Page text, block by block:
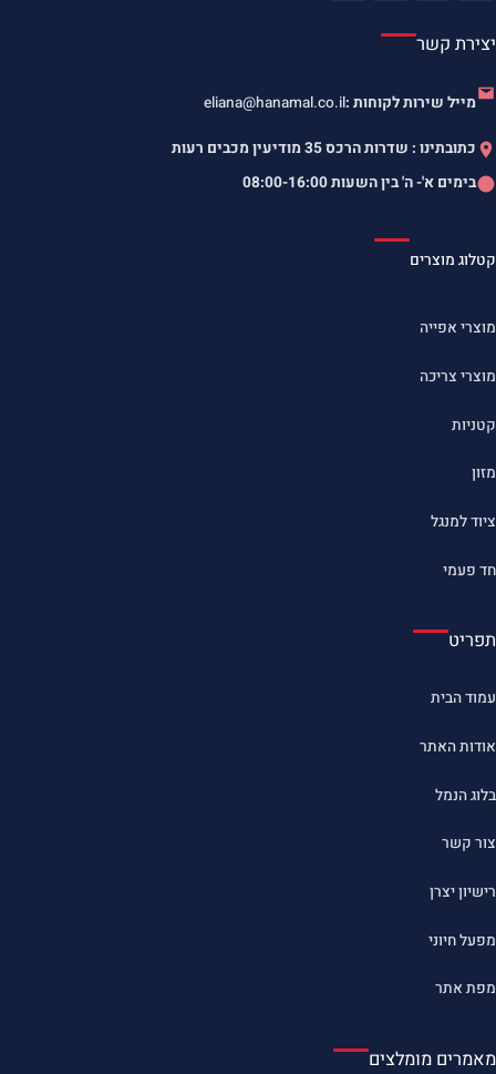
יצירת קשר
מייל שירות לקוחות :eliana@hanamal.co.il
כתובתינו : שדרות הרכס 35 מודיעין מכבים רעות
בימים א'- ה' בין השעות08:00-16:00
קטלוג מוצרים
מוצרי אפייה
מוצרי צריכה
קטניות
מזון
ציוד למנגל
חד פעמי
תפריט
עמוד הבית
אודות האתר
בלוג הנמל
צור קשר
רישיון יצרן
מפעל חיוני
מפת אתר
מאמרים מומלצים